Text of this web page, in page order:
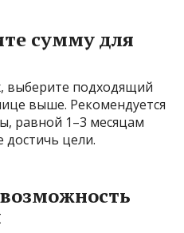
сумму для
выберите подходящий
выше. Рекомендуется
равной 1–3 месяцам
достичь цели.